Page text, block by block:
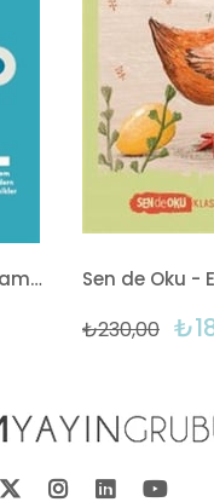
Tudem Modern Klasikler - Mavi Zamanlar
₺230,00